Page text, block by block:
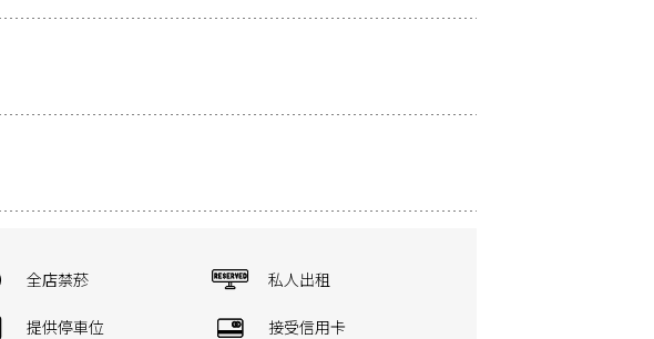
全店禁菸 私人出租
提供停車位 接受信用卡